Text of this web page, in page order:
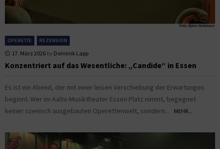
OPERETTE REZENSION
17. März 2026 by Dominik Lapp
Konzentriert auf das Wesentliche: „Candide“ in Essen
Es ist ein Abend, der mit einer leisen Verschiebung der Erwartungen
beginnt. Wer im Aalto-Musiktheater Essen Platz nimmt, begegnet
keiner szenisch ausgebauten Operettenwelt, sondern...
MEHR...